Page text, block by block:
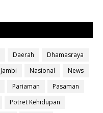
Daerah
Dhamasraya
Jambi Nasional
News
Pariaman
Pasaman
Potret Kehidupan